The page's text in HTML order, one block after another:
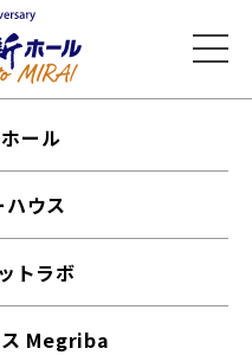
ール
ハウス
トラボ
ス Megriba